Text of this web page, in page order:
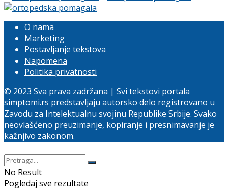
O nama
Marketing
Postavljanje tekstova
Napomena
Politika privatnosti
© 2023 Sva prava zadržana | Svi tekstovi portala
simptomi.rs predstavljaju autorsko delo registrovano u
Zavodu za Intelektualnu svojinu Republike Srbije. Svako
neovlašćeno preuzimanje, kopiranje i presnimavanje je
kažnjivo zakonom.
No Result
Pogledaj sve rezultate